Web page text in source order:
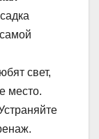
свет,
место.